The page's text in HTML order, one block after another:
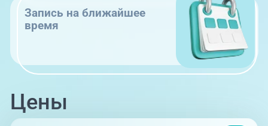
Запись на ближайшее
время
Цены